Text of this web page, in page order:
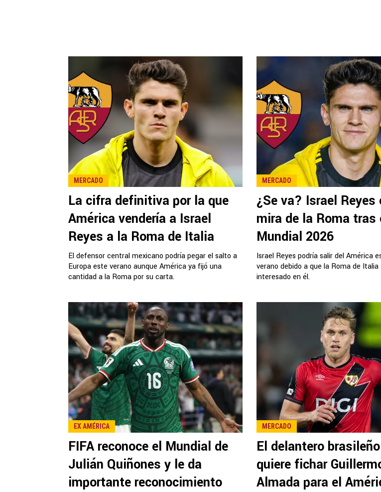
MERCADO
La cifra definitiva por la que
América vendería a Israel
Reyes a la Roma de Italia
El defensor central mexicano podría pegar el salto a
Europa este verano aunque América ya fijó una
cantidad a la Roma por su carta.
MERCADO
¿Se va? Israel Reyes
mira de la Roma tras
Mundial 2026
Israel Reyes podría salir del América
verano debido a que la Roma de Italia
interesado en él.
EX AMÉRICA
FIFA reconoce el Mundial de
Julián Quiñones y le da
importante reconocimiento
MERCADO
El delantero
quiere fichar
Almada para el